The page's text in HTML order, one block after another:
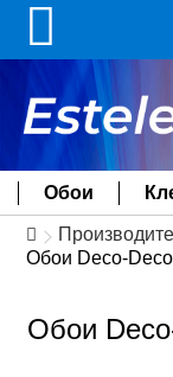
Обои
Обои Deco-
Обои